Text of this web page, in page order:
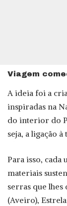
Viagem
A ideia foi a
inspiradas na
do interior do
seja, a ligação
Para isso, cada
materiais
serras que lhes
(Aveiro),